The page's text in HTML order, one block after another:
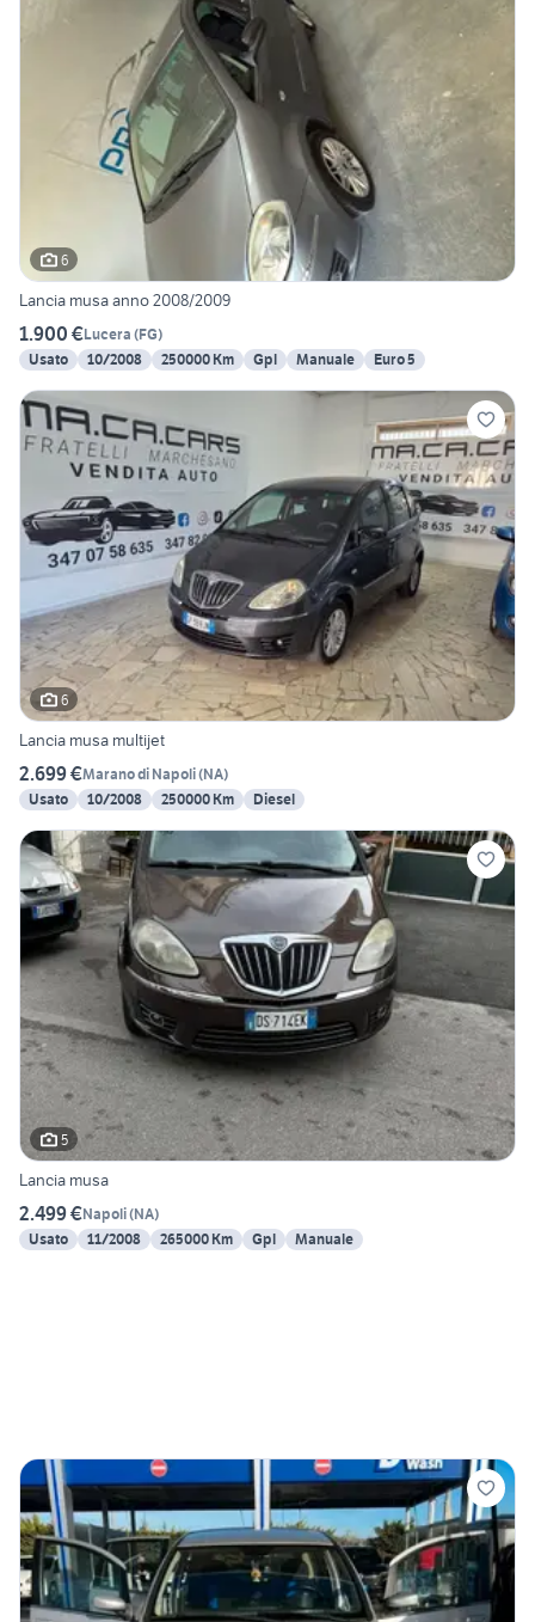
6
Lancia musa anno 2008/2009
1.900 €Lucera (FG)
Usato
10/2008 250000 Km Gpl Manuale Euro 5
6
Lancia musa multijet
2.699 €Marano di Napoli(NA)
Usato
10/2008 250000 Km Diesel
5
Lancia musa
2.499 €Napoli(NA)
Usato
11/2008 265000 Km Gpl Manuale